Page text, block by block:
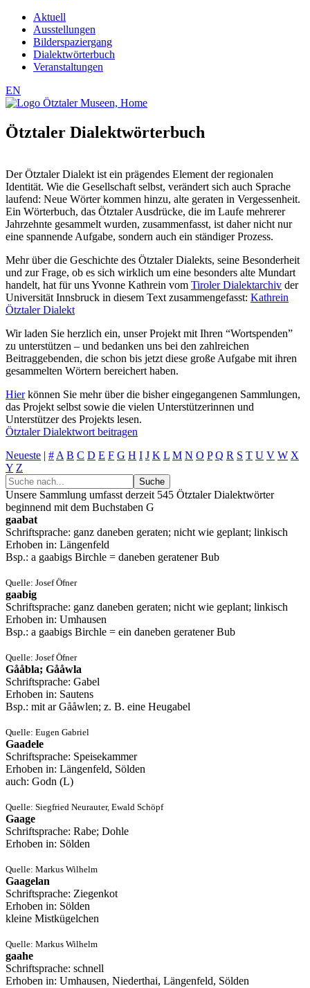
Aktuell
Ausstellungen
Bilderspaziergang
Dialektwörterbuch
Veranstaltungen
EN
Ötztaler Dialektwörterbuch
Der Ötztaler Dialekt ist ein prägendes Element der regionalen
Identität. Wie die Gesellschaft selbst, verändert sich auch Sprache
laufend: Neue Wörter kommen hinzu, alte geraten in Vergessenheit.
Ein Wörterbuch, das Ötztaler Ausdrücke, die im Laufe mehrerer
Jahrzehnte gesammelt wurden, zusammenfasst, ist daher nicht nur
eine spannende Aufgabe, sondern auch ein ständiger Prozess.
Mehr über die Geschichte des Ötztaler Dialekts, seine Besonderheit
und zur Frage, ob es sich wirklich um eine besonders alte Mundart
handelt, hat für uns Yvonne Kathrein vom Tiroler Dialektarchiv der
Universität Innsbruck in diesem Text zusammengefasst: Kathrein
Ötztaler Dialekt
Wir laden Sie herzlich ein, unser Projekt mit Ihren “Wortspenden”
zu unterstützen – und bedanken uns bei den zahlreichen
Beitraggebenden, die schon bis jetzt diese große Aufgabe mit ihren
gesammelten Wörtern bereichert haben.
Hierkönnen Sie mehr über die bisher eingegangenen Sammlungen,
das Projekt selbst sowie die vielen Unterstützerinnen und
Unterstützer des Projekts lesen.
Ötztaler Dialektwort beitragen
Neueste | # A B C D E F G H I J K L M N O P Q R S T U V W X
Y Z
Unsere Sammlung umfasst derzeit 545 Ötztaler Dialektwörter
beginnend mit dem Buchstaben G
gaabat
Schriftsprache: ganz daneben geraten; nicht wie geplant; linkisch
Erhoben in: Längenfeld
Bsp.: a gaabigs Birchle = daneben geratener Bub
Quelle: Josef Öfner
gaabig
Schriftsprache: ganz daneben geraten; nicht wie geplant; linkisch
Erhoben in: Umhausen
Bsp.: a gaabigs Birchle = ein daneben geratener Bub
Quelle: Josef Öfner
Gååbla; Gååwla
Schriftsprache: Gabel
Erhoben in: Sautens
Bsp.: mit ar Gååwlen; z. B. eine Heugabel
Quelle: Eugen Gabriel
Gaadele
Schriftsprache: Speisekammer
Erhoben in: Längenfeld, Sölden
auch: Godn (L)
Quelle: Siegfried Neurauter, Ewald Schöpf
Gaage
Schriftsprache: Rabe; Dohle
Erhoben in: Sölden
Quelle: Markus Wilhelm
Gaagelan
Schriftsprache: Ziegenkot
Erhoben in: Sölden
kleine Mistkügelchen
Quelle: Markus Wilhelm
gaahe
Schriftsprache: schnell
Erhoben in: Umhausen, Niederthai, Längenfeld, Sölden